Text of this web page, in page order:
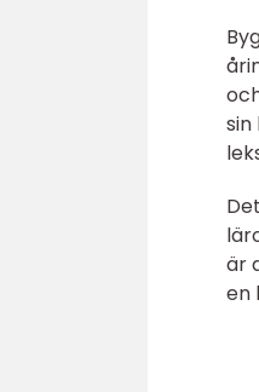
är
en